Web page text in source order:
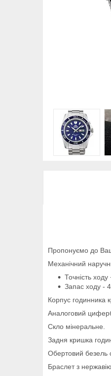
Пропонуємо до
Механічний
Точність
Запас ходу -
Корпус годинника
Аналоговий
Скло мінеральне.
Задня кришка
Обертовий безель
Браслет з